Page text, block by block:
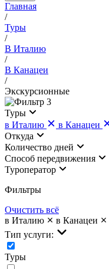
Главная
/
Туры
/
В Италию
/
В Канацеи
/
Экскурсионные
3
Туры
в Италию
в Канацеи
Откуда
Количество дней
Cпособ передвижения
Туроператор
Фильтры
Очистить всё
в Италию
в Канацеи
Тип услуги:
Туры